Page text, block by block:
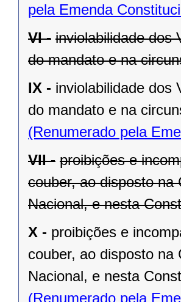
pela Emenda
VI - inviolabilidade dos
do mandato e na
IX - inviolabilidade dos
do mandato e na
(Renumerado pela
VII - proibições e
couber, ao disposto na
Nacional, e nesta
X - proibições e
couber, ao disposto
Nacional, e nesta
(Renumerado pela